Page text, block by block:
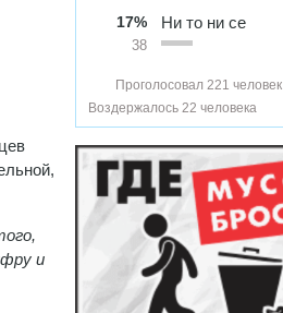
и
17%
38
Ни то ни се
Проголосовал 221 человек
Воздержалось 22 человека